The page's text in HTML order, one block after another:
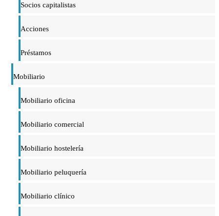
Socios capitalistas
Acciones
Préstamos
Mobiliario
Mobiliario oficina
Mobiliario comercial
Mobiliario hostelería
Mobiliario peluquería
Mobiliario clínico